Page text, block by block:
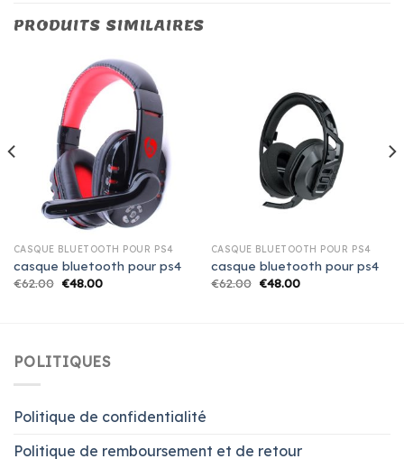
PRODUITS SIMILAIRES
CASQUE BLUETOOTH POUR PS4
casque bluetooth pour ps4
€62.00 €48.00
CASQUE BLUETOOTH POUR PS4
casque bluetooth pour ps4
€62.00 €48.00
POLITIQUES
Politique de confidentialité
Politique de remboursement et de retour